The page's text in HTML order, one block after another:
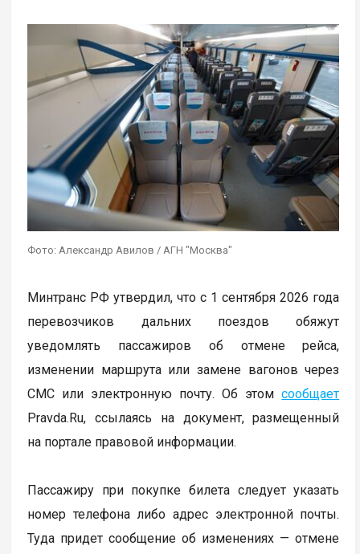
Фото: Александр Авилов / АГН "Москва"
Минтранс РФ утвердил, что с 1 сентября 2026 года
перевозчиков дальних поездов обяжут
уведомлять пассажиров об отмене рейса,
изменении маршрута или замене вагонов через
СМС или электронную почту. Об этомсообщает
Pravda.Ru, ссылаясь на документ, размещенный
на портале правовой информации.
Пассажиру при покупке билета следует указать
номер телефона либо адрес электронной почты.
Туда придет сообщение об изменениях — отмене